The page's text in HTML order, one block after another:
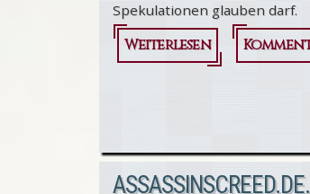
Spekulationen glauben darf.
Weiterlesen
über